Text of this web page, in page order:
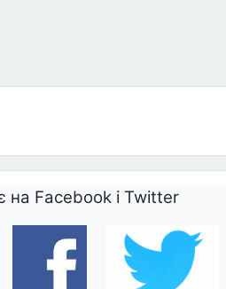
на Facebook і Twitter